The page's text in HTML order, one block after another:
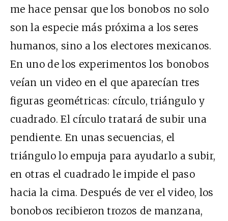
me hace pensar que los bonobos no solo
son la especie más próxima a los seres
humanos, sino a los electores mexicanos.
En uno de los experimentos los bonobos
veían un video en el que aparecían tres
figuras geométricas: círculo, triángulo y
cuadrado. El círculo tratará de subir una
pendiente. En unas secuencias, el
triángulo lo empuja para ayudarlo a subir,
en otras el cuadrado le impide el paso
hacia la cima. Después de ver el video, los
bonobos recibieron trozos de manzana,